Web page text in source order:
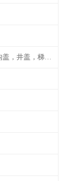
平台，走道，栈桥，沟盖，井盖，梯子，围栏等